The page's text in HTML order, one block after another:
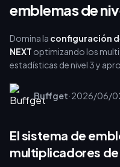
emblemas de
Domina la configuración
NEXT optimizando los
estadísticas de nivel 3 y
emblemas, los 26 talentos
de diamantes semanal.
diamantes de MLBB
emblemas y dominar la
Buffget·2026/06/
El sistema de
multiplicadores de